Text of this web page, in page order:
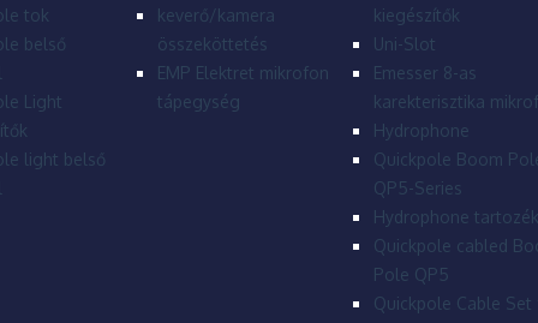
tok
belső
Light
light belső
keverő/kamera
összeköttetés
EMP Elektret mikrofon
tápegység
kiegészítők
Uni-Slot
Emesser 8-as
karekterisztika
Hydrophone
Quickpole Boom
QP5-Series
Hydrophone
Quickpole cabled
Pole QP5
Quickpole Cable Set